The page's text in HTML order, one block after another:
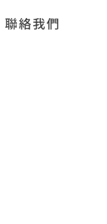
聯絡我們